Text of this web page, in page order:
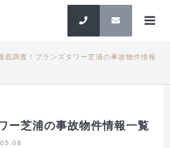
検索
底調査！ブランズタワー芝浦の事故物件情報
ー芝浦の事故物件情報一覧